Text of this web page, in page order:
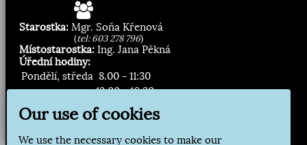
Starostka: Mgr. Soňa Křenová
(tel: 603 278 796)
Místostarostka: Ing. Jana Pěkná
Úřední hodiny:
Pondělí, středa 8.00 - 11:30
13:00 - 16:30
Přihlásit odběr
Our use of cookies
We use the necessary cookies to make our